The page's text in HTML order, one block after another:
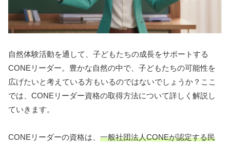
自然体験活動を通して、子どもたちの成長をサポートする
CONEリーダー。豊かな自然の中で、子どもたちの可能性を
広げたいと考えている方もいるのではないでしょうか？ここ
では、CONEリーダー資格の取得方法について詳しく解説し
ていきます。
CONEリーダーの資格は、 一般社団法人CONEが認定する民